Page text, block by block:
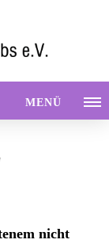
MENÜ
nicht